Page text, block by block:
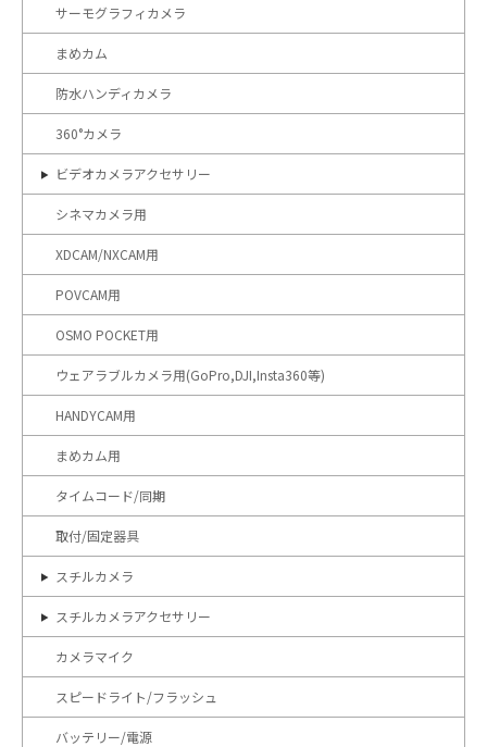
サーモグラフィカメラ
まめカム
防水ハンディカメラ
360°カメラ
ビデオカメラアクセサリー
シネマカメラ用
XDCAM/NXCAM用
POVCAM用
OSMO POCKET用
ウェアラブルカメラ用(GoPro,DJI,Insta360等)
HANDYCAM用
まめカム用
タイムコード/同期
取付/固定器具
スチルカメラ
スチルカメラアクセサリー
カメラマイク
スピードライト/フラッシュ
バッテリー/電源